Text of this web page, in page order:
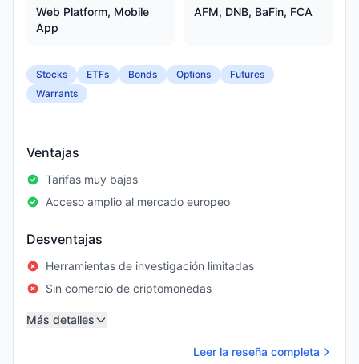
Web Platform, Mobile
App
AFM, DNB, BaFin, FCA
Stocks ETFs Bonds Options
Futures
Warrants
Ventajas
Tarifas muy bajas
Acceso amplio al mercado europeo
Desventajas
Herramientas de investigación limitadas
Sin comercio de criptomonedas
Más detalles
Leer la reseña completa